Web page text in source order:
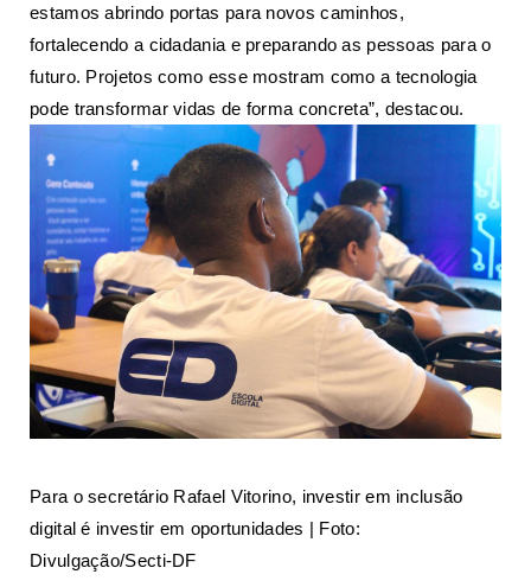
estamos abrindo portas para novos caminhos,
fortalecendo a cidadania e preparando as pessoas para o
futuro. Projetos como esse mostram como a tecnologia
pode transformar vidas de forma concreta”, destacou.
Para o secretário Rafael Vitorino, investir em inclusão
digital é investir em oportunidades | Foto:
Divulgação/Secti-DF